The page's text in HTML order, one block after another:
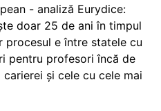
- analiză Eurydice:
doar 25 de ani în timpul
procesul e între statele cu
pentru profesori încă de
carierei și cele cu cele mai